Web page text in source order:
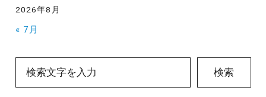
2026年8月
« 7月
検索